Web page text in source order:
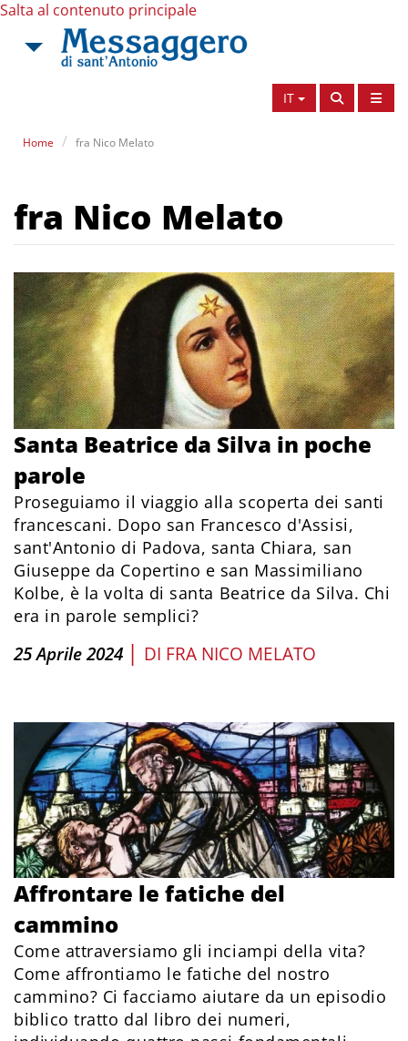
Salta al contenuto principale
IT
Home fra Nico Melato
fra Nico Melato
Santa Beatrice da Silva in poche
parole
Proseguiamo il viaggio alla scoperta dei santi
francescani. Dopo san Francesco d'Assisi,
sant'Antonio di Padova, santa Chiara, san
Giuseppe da Copertino e san Massimiliano
Kolbe, è la volta di santa Beatrice da Silva. Chi
era in parole semplici?
25 Aprile 2024 | DI FRA NICO MELATO
Affrontare le fatiche del
cammino
Come attraversiamo gli inciampi della vita?
Come affrontiamo le fatiche del nostro
cammino? Ci facciamo aiutare da un episodio
biblico tratto dal libro dei numeri,